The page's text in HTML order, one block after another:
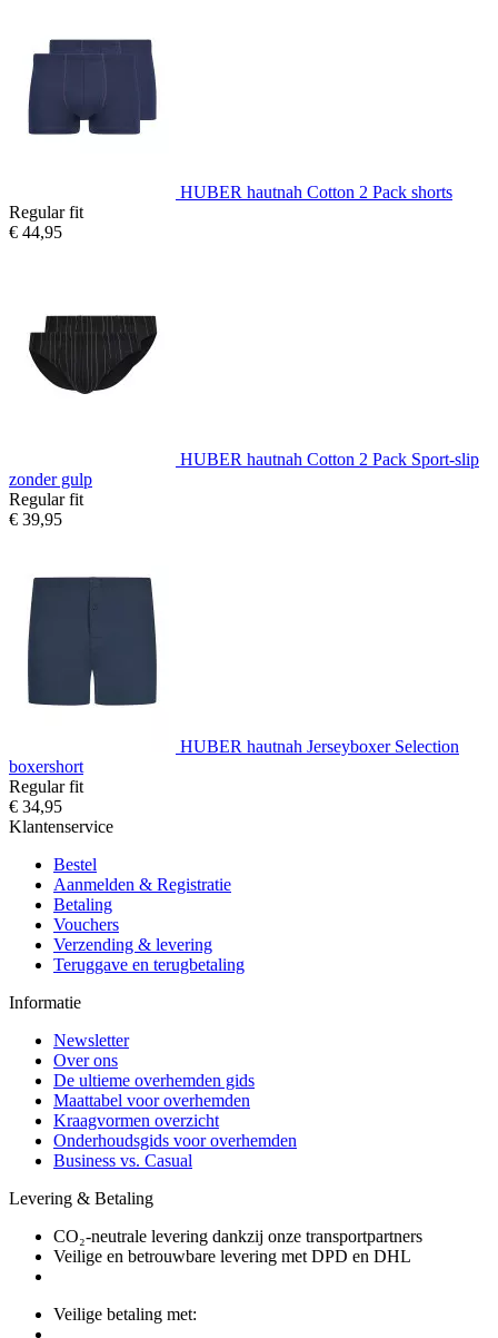
HUBER hautnah Cotton 2 Pack shorts
Regular fit
€ 44,95
HUBER hautnah Cotton 2 Pack Sport-slip
zonder gulp
Regular fit
€ 39,95
HUBER hautnah Jerseyboxer Selection
boxershort
Regular fit
€ 34,95
Klantenservice
Bestel
Aanmelden & Registratie
Betaling
Vouchers
Verzending & levering
Teruggave en terugbetaling
Informatie
Newsletter
Over ons
De ultieme overhemden gids
Maattabel voor overhemden
Kraagvormen overzicht
Onderhoudsgids voor overhemden
Business vs. Casual
Levering & Betaling
CO₂-neutrale levering dankzij onze transportpartners
Veilige en betrouwbare levering met DPD en DHL
Veilige betaling met: